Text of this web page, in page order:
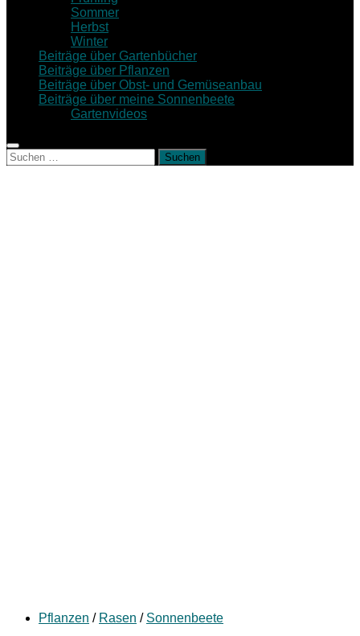
Sommer
Herbst
Winter
Beiträge über Gartenbücher
Beiträge über Pflanzen
Beiträge über Obst- und Gemüseanbau
Beiträge über meine Sonnenbeete
Gartenvideos
Suche
nach:
Pflanzen / Rasen / Sonnenbeete